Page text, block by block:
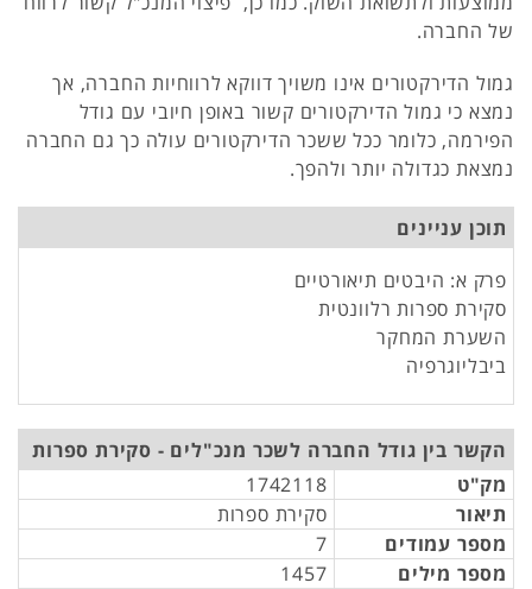
של החברה.
גמול הדירקטורים אינו משויך דווקא לרווחיות החברה, אך
נמצא כי גמול הדירקטורים קשור באופן חיובי עם גודל
הפירמה, כלומר ככל ששכר הדירקטורים עולה כך גם החברה
נמצאת כגדולה יותר ולהפך.
תוכן עניינים
פרק א: היבטים תיאורטיים
סקירת ספרות רלוונטית
השערת המחקר
ביבליוגרפיה
הקשר בין גודל החברה לשכר מנכ"לים - סקירת ספרות
מק"ט
1742118
תיאור
סקירת ספרות
מספר עמודים
7
מספר מילים
1457